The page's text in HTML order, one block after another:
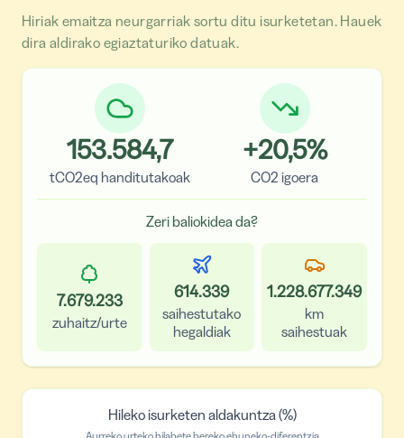
Hiriak emaitza neurgarriak sortu ditu isurketetan. Hauek
dira aldirako egiaztaturiko datuak.
153.584,7
tCO2eq handitutakoak
+20,5%
CO2 igoera
Zeri baliokidea da?
7.679.233
zuhaitz/urte
614.339
saihestutako
hegaldiak
1.228.677.349
km
saihestuak
Hileko isurketen aldakuntza (%)